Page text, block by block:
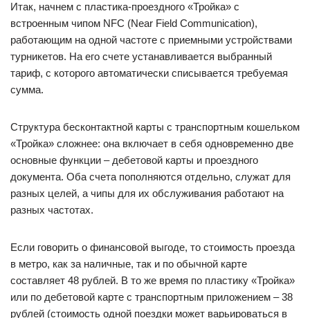
Итак, начнем с пластика-проездного «Тройка» с
встроенным чипом NFC (Near Field Communication),
работающим на одной частоте с приемными устройствами
турникетов. На его счете устанавливается выбранный
тариф, с которого автоматически списывается требуемая
сумма.
Структура бесконтактной карты с транспортным кошельком
«Тройка» сложнее: она включает в себя одновременно две
основные функции – дебетовой карты и проездного
документа. Оба счета пополняются отдельно, служат для
разных целей, а чипы для их обслуживания работают на
разных частотах.
Если говорить о финансовой выгоде, то стоимость проезда
в метро, как за наличные, так и по обычной карте
составляет 48 рублей. В то же время по пластику «Тройка»
или по дебетовой карте с транспортным приложением – 38
рублей (стоимость одной поездки может варьироваться в